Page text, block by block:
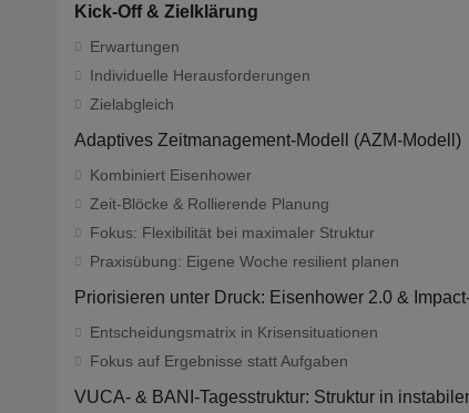
Kick-Off & Zielklärung
Erwartungen
Individuelle Herausforderungen
Zielabgleich
Adaptives Zeitmanagement-Modell (AZM-Modell)
Kombiniert Eisenhower
Zeit-Blöcke & Rollierende Planung
Fokus: Flexibilität bei maximaler Struktur
Praxisübung: Eigene Woche resilient planen
Priorisieren unter Druck: Eisenhower 2.0 &
Entscheidungsmatrix in Krisensituationen
Fokus auf Ergebnisse statt Aufgaben
VUCA- & BANI-Tagesstruktur: Struktur in